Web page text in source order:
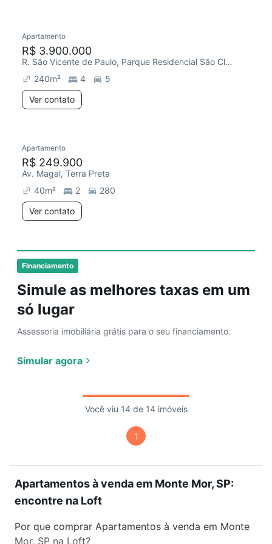
Financiamento
Simule as melhores taxas em um
só lugar
Assessoria imobiliária grátis para o seu financiamento.
Simular agora
Apartamento
R$ 3.900.000
R. São Vicente de Paulo, Parque Residencial São Clemente
240m² 4
5
Ver contato
Apartamento
R$ 249.900
Av. Magal, Terra Preta
40m² 2
280
Ver contato
Você viu 14 de 14 imóveis
1
Apartamentos à venda em Monte Mor, SP:
encontre na Loft
Por que comprar Apartamentos à venda em Monte
Mor, SP na Loft?